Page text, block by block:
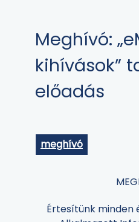
Meghívó:
kihívások”
előadás
meghívó
Értesítünk minden